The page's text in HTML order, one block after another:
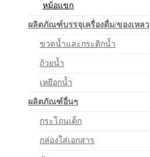
หม้อแขก
ผลิตภัณฑ์บรรจุเครื่องดื่ม/ของเหลว
ขวดน้ำและกระติกน้ำ
ถ้วยน้ำ
เหยือกน้ำ
ผลิตภัณฑ์อื่นๆ
กระโถนเด็ก
กล่องใส่เอกสาร